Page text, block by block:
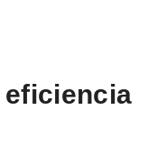
eficiencia